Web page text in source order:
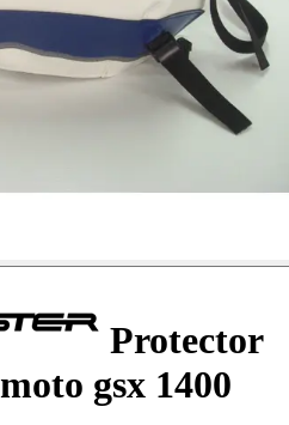
Protector
gsx 1400